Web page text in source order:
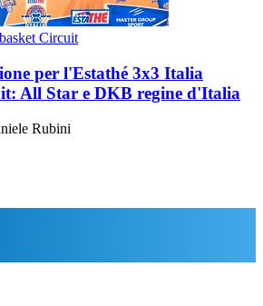
Circuit
per l'Estathé 3x3 Italia
All Star e DKB regine d'Italia
Rubini